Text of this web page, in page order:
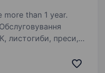
more than 1 year.
листогиби, преси,
обладнання.